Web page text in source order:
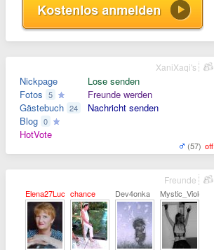
Nickpage
Fotos 5
Gästebuch 24
Blog 0
HotVote
Lose senden
Freunde werden
Nachricht senden
(57) off
XaniXaqi's
Elena27Luckychance Dev4onka Mystic_Violet
Freunde